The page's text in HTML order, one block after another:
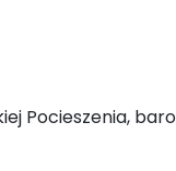
Pocieszenia,